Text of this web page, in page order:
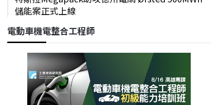
儲能案正式上線
電動車機電整合工程師